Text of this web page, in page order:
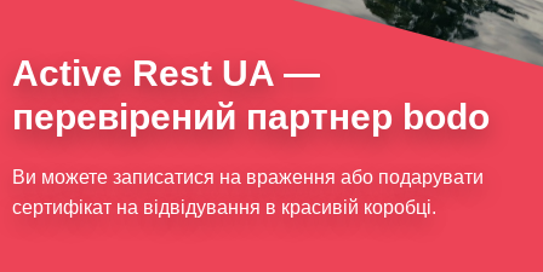
Active Rest UA —
перевірений партнер bodo
Ви можете записатися на враження або подарувати
сертифікат на відвідування в красивій коробці.